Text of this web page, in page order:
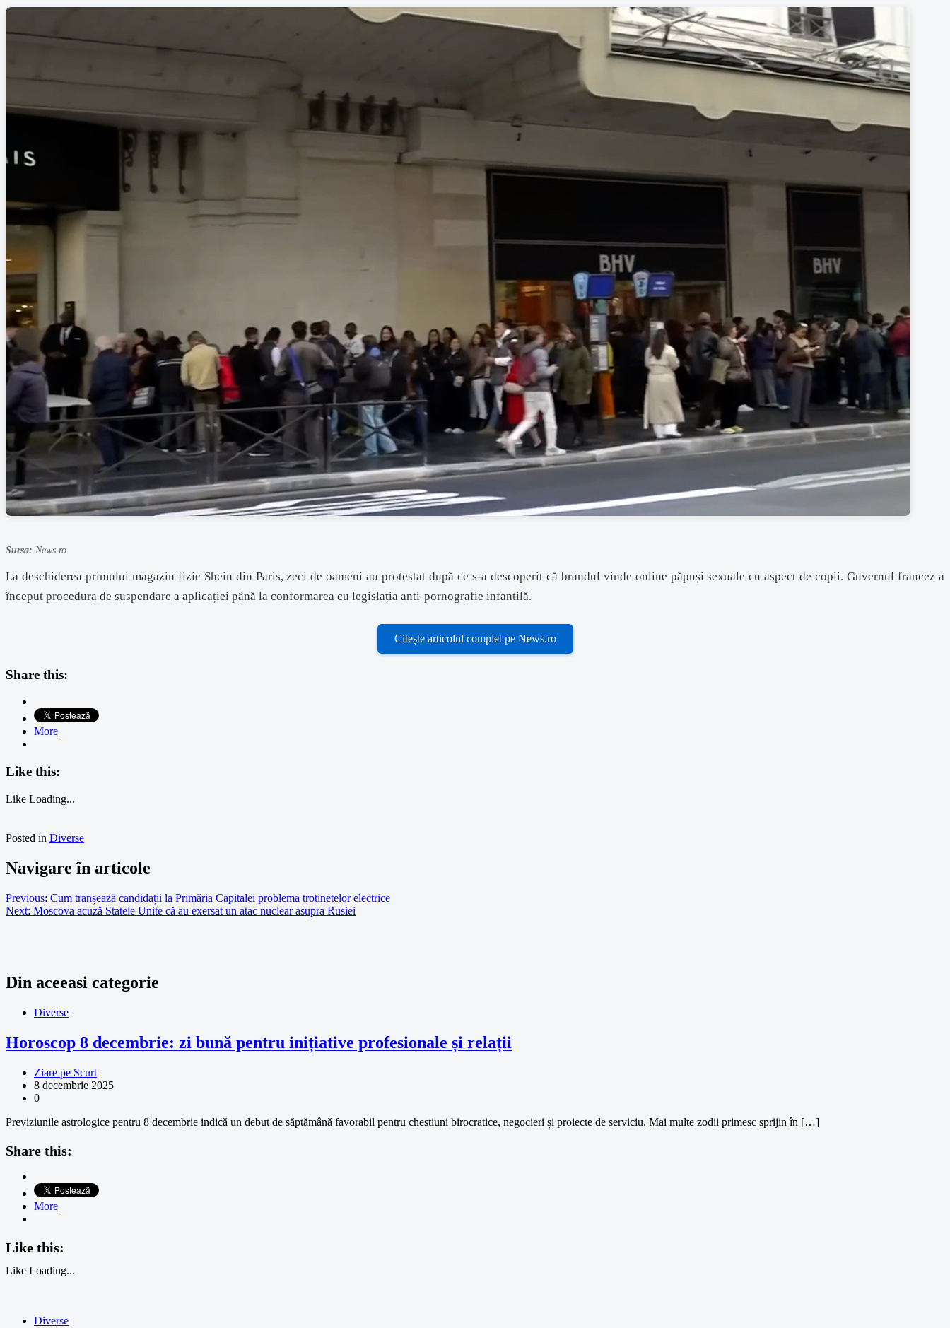
Sursa: News.ro
La deschiderea primului magazin fizic Shein din Paris, zeci de oameni au protestat după ce s-a descoperit că brandul vinde online păpuși sexuale cu aspect de copii. Guvernul francez a
început procedura de suspendare a aplicației până la conformarea cu legislația anti-pornografie infantilă.
Citește articolul complet pe News.ro
Share this:
More
Like this:
Like Loading...
Posted in Diverse
Navigare în articole
Previous: Cum tranșează candidații la Primăria Capitalei problema trotinetelor electrice
Next: Moscova acuză Statele Unite că au exersat un atac nuclear asupra Rusiei
Din aceeasi categorie
Diverse
Horoscop 8 decembrie: zi bună pentru inițiative profesionale și relații
Ziare pe Scurt
8 decembrie 2025
0
Previziunile astrologice pentru 8 decembrie indică un debut de săptămână favorabil pentru chestiuni birocratice, negocieri și proiecte de serviciu. Mai multe zodii primesc sprijin în […]
Share this:
More
Like this:
Like Loading...
Diverse